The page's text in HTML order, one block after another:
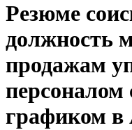
Резюме
должность
продажам
графиком в